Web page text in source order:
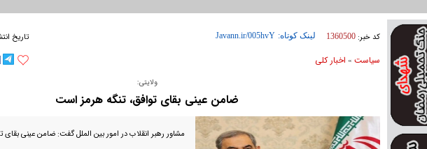
کد خبر: 1360500 لینک کوتاه: تاریخ
سیاست» اخبار کلی
ولایتی:
ضامن عینی بقای توافق، ⁧‫تنگه هرمز‬⁩ است
مشاور رهبر انقلاب در امور بین الملل گفت: ضامن عینی بقای